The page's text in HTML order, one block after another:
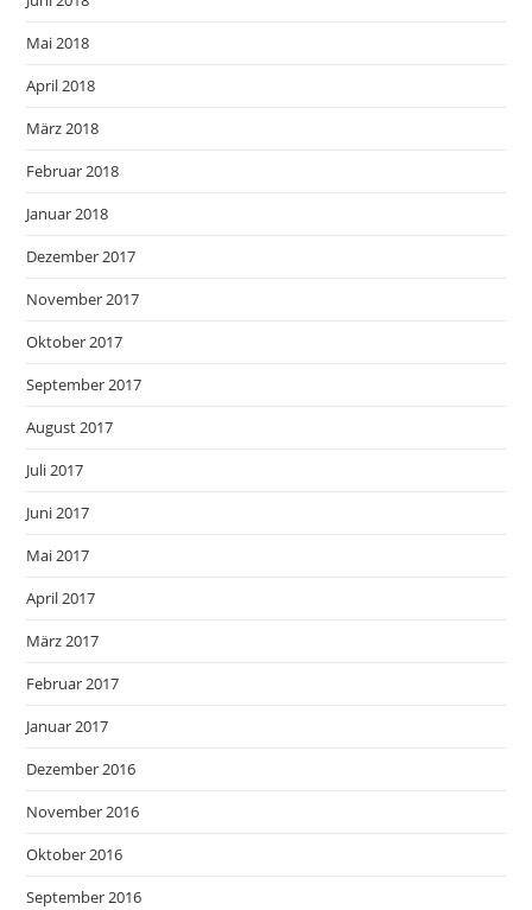
Mai 2018
April 2018
März 2018
Februar 2018
Januar 2018
Dezember 2017
November 2017
Oktober 2017
September 2017
August 2017
Juli 2017
Juni 2017
Mai 2017
April 2017
März 2017
Februar 2017
Januar 2017
Dezember 2016
November 2016
Oktober 2016
September 2016